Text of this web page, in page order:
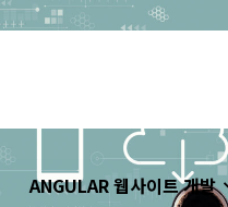
ANGULAR 웹사이트 개발